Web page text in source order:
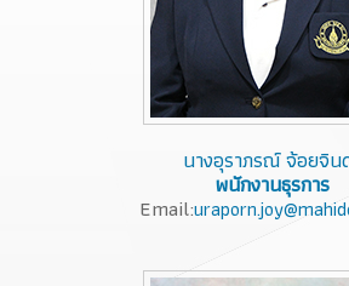
นางอุราภรณ์ จ้อยจิน
พนักงานธุรการ
Email: